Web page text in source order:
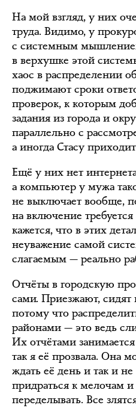
На мой взгляд, у них
труда. Видимо, у
с системным
в верхушке этой
хаос в распределении
поджимают сроки
проверок, к которым
задания из города и
параллельно с
а иногда Стасу
Ещё у них нет
а компьютер у мужа
не выключает вообще,
на включение
кажется, что в этих
неуважение самой
слагаемым — реально
Отчёты в городскую
сами. Приезжают, сидят
потому что
районами — это ведь
Их отчётами
так я её прозвала. Она
ждать её день и так и
придраться к мелочам и
переделывать. Все